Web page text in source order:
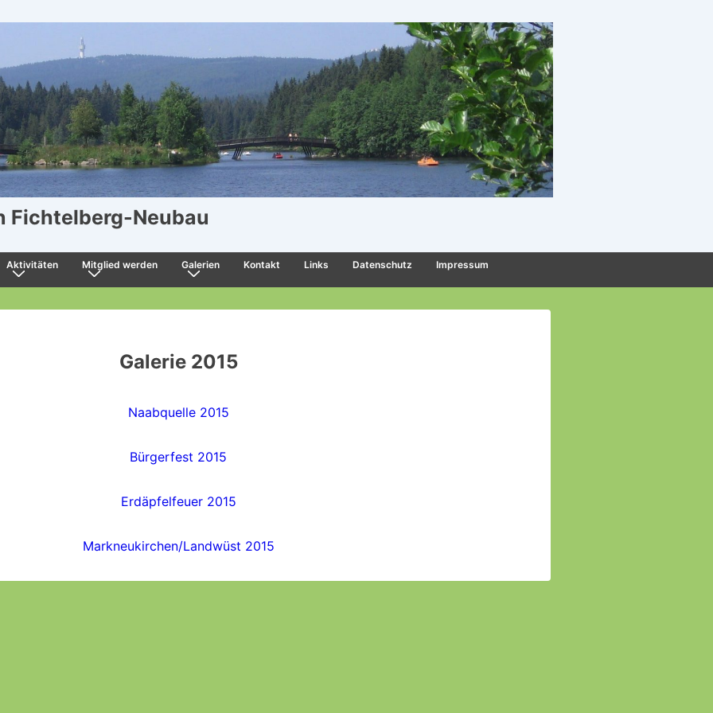
Fichtelberg-Neubau
Aktivitäten Mitglied werden Galerien Kontakt Links Datenschutz Impressum
Galerie 2015
Naabquelle 2015
Bürgerfest 2015
Erdäpfelfeuer 2015
Markneukirchen/Landwüst 2015